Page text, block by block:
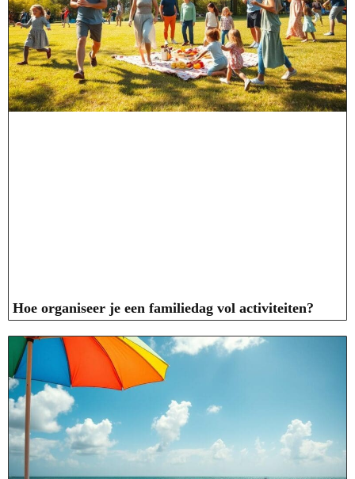
Hoe organiseer je een familiedag vol activiteiten?